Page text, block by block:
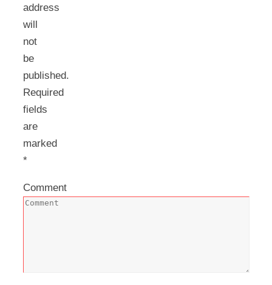
address
will
not
be
published.
Required
fields
are
marked
*
Comment